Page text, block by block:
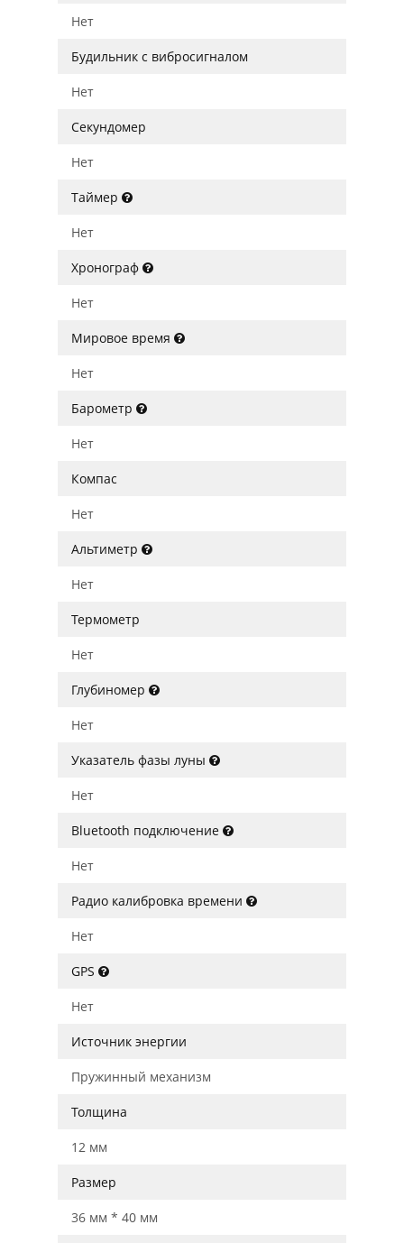
Нет
Будильник с вибросигналом
Нет
Секундомер
Нет
Таймер
Нет
Хронограф
Нет
Мировое время
Нет
Барометр
Нет
Компас
Нет
Альтиметр
Нет
Термометр
Нет
Глубиномер
Нет
Указатель фазы луны
Нет
Bluetooth подключение
Нет
Радио калибровка времени
Нет
GPS
Нет
Источник энергии
Пружинный механизм
Толщина
12 мм
Размер
36 мм * 40 мм